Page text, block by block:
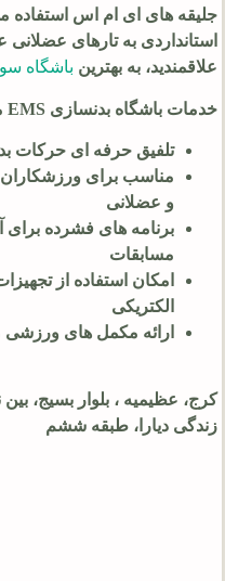
جلیقه های ای ام اس
استانداردی به تارهای
علاقمندید، به بهترین باشگاه
خدمات باشگاه بدنسازی EMS مکث فیت:
تلفیق حرفه ای حرکات
مناسب برای
و عضلانی
برنامه های فشرده برای
مسابقات
امکان استفاده از
الکتریکی
ارائه مکمل های
کرج، عظیمیه ، بلوار بسیج،
زندگی دیارا، طبقه ششم